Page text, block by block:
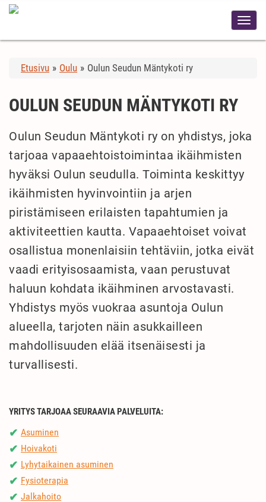
Etusivu » Oulu » Oulun Seudun Mäntykoti ry
OULUN SEUDUN MÄNTYKOTI RY
Oulun Seudun Mäntykoti ry on yhdistys, joka
tarjoaa vapaaehtoistoimintaa ikäihmisten
hyväksi Oulun seudulla. Toiminta keskittyy
ikäihmisten hyvinvointiin ja arjen
piristämiseen erilaisten tapahtumien ja
aktiviteettien kautta. Vapaaehtoiset voivat
osallistua monenlaisiin tehtäviin, jotka eivät
vaadi erityisosaamista, vaan perustuvat
haluun kohdata ikäihminen arvostavasti.
Yhdistys myös vuokraa asuntoja Oulun
alueella, tarjoten näin asukkailleen
mahdollisuuden elää itsenäisesti ja
turvallisesti.
YRITYS TARJOAA SEURAAVIA PALVELUITA:
✔ Asuminen
✔ Hoivakoti
✔ Lyhytaikainen asuminen
✔ Fysioterapia
✔ Jalkahoito